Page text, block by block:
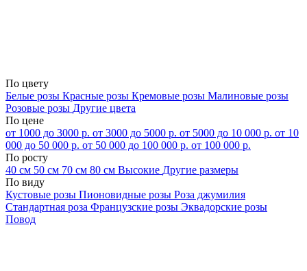
По цвету
Белые розы Красные розы Кремовые розы Малиновые розы
Розовые розы Другие цвета
По цене
от 1000 до 3000 р. от 3000 до 5000 р. от 5000 до 10 000 р. от 10
000 до 50 000 р. от 50 000 до 100 000 р. от 100 000 р.
По росту
40 см 50 см 70 см 80 см Высокие Другие размеры
По виду
Кустовые розы Пионовидные розы Роза джумилия
Стандартная роза Французские розы Эквадорские розы
Повод